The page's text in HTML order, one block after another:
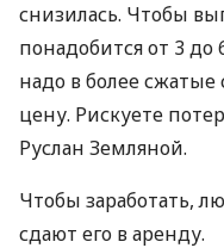
снизилась. Чтобы
понадобится от 3 до
надо в более
цену. Рискуете
Руслан Земляной.
Чтобы заработать,
сдают его в аренду.